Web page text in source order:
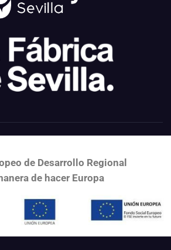
de Desarrollo Regional
de hacer Europa